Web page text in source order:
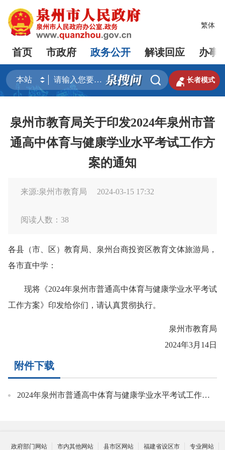
繁体
首页 市政府 政务公开 解读回应 办事
  长者模式
泉州市教育局关于印发2024年泉州市普
通高中体育与健康学业水平考试工作方
案的通知
来源:泉州市教育局 2024-03-15 17:32
阅读人数： 38
各县（市、区）教育局、泉州台商投资区教育文体旅游局，
各市直中学：
现将《2024年泉州市普通高中体育与健康学业水平考试
工作方案》印发给你们，请认真贯彻执行。
泉州市教育局
2024年3月14日
附件下载
2024年泉州市普通高中体育与健康学业水平考试工作方案.doc
政府部门网站 市内其他网站 县市区网站 福建省设区市 专业网站